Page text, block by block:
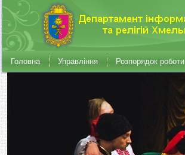
Головна Управління Розпорядок роботи